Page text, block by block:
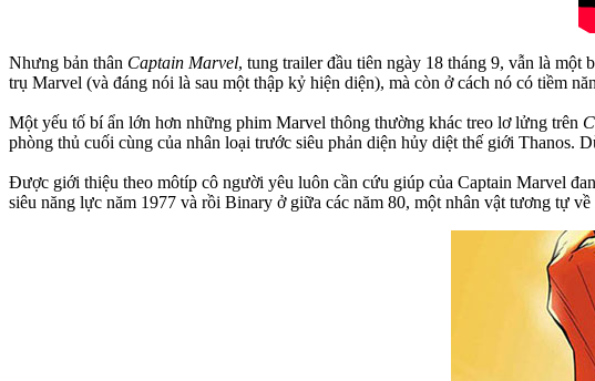
Nhưng bản thân Captain Marvel, tung trailer đầu tiên ngày 18 tháng 9, vẫn là
trụ Marvel (và đáng nói là sau một thập kỷ hiện diện), mà còn ở cách nó có tiềm
Một yếu tố bí ẩn lớn hơn những phim Marvel thông thường khác treo lơ lửng trên
phòng thủ cuối cùng của nhân loại trước siêu phản diện hủy diệt thế giới Thanos.
Được giới thiệu theo môtíp cô người yêu luôn cần cứu giúp của Captain Marvel
siêu năng lực năm 1977 và rồi Binary ở giữa các năm 80, một nhân vật tương tự